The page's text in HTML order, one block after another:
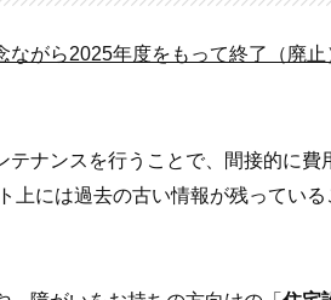
ながら2025年度をもって終了（廃止
ナンスを行うことで、間接的に費
上には過去の古い情報が残っている